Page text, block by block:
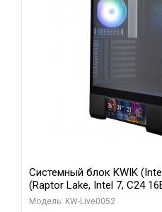
Системный блок KWIK
(Raptor Lake, Intel 7, C24
модуля)/ Palit RTX5080
Модель: KW-Live0052